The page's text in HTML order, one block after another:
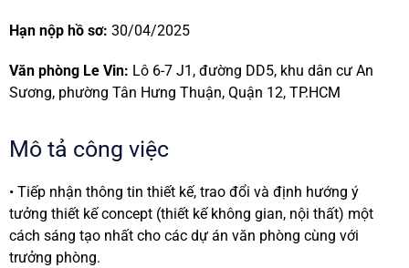
Hạn nộp hồ sơ: 30/04/2025
Văn phòng Le Vin: Lô 6-7 J1, đường DD5, khu dân cư An
Sương, phường Tân Hưng Thuận, Quận 12, TP.HCM
Mô tả công việc
• Tiếp nhận thông tin thiết kế, trao đổi và định hướng ý
tưởng thiết kế concept (thiết kế không gian, nội thất) một
cách sáng tạo nhất cho các dự án văn phòng cùng với
trưởng phòng.